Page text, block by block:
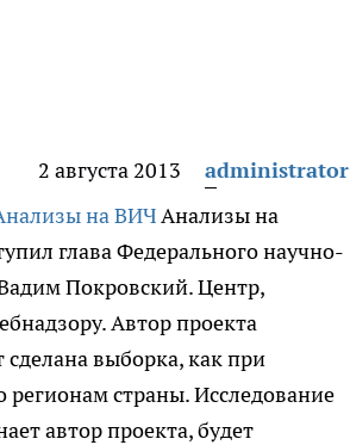
2 августа 2013
administrator
Анализы на
глава Федерального научно-
Покровский. Центр,
Автор проекта
сделана выборка, как при
регионам страны. Исследование
автор проекта, будет